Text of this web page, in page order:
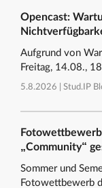
Opencast:
Aufgrund von
Freitag, 14.08.,
5.8.2026 | Stud.IP
„Community“
Sommer und
Fotowettbewerb